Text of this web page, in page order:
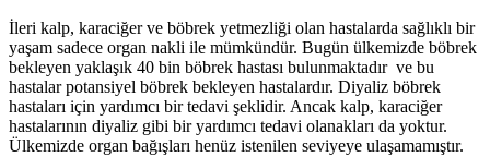
İleri kalp, karaciğer ve böbrek yetmezliği olan hastalarda sağlıklı bir
yaşam sadece organ nakli ile mümkündür. Bugün ülkemizde böbrek
bekleyen yaklaşık 40 bin böbrek hastası bulunmaktadır ve bu
hastalar potansiyel böbrek bekleyen hastalardır. Diyaliz böbrek
hastaları için yardımcı bir tedavi şeklidir. Ancak kalp, karaciğer
hastalarının diyaliz gibi bir yardımcı tedavi olanakları da yoktur.
Ülkemizde organ bağışları henüz istenilen seviyeye ulaşamamıştır.